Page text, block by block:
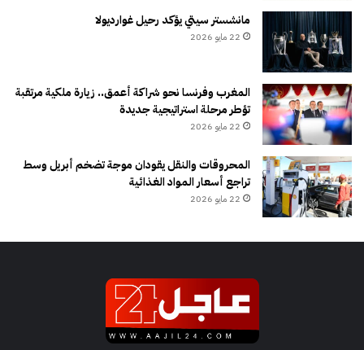
مانشستر سيتي يؤكد رحيل غوارديولا
22 مايو 2026
المغرب وفرنسا نحو شراكة أعمق.. زيارة ملكية مرتقبة
تؤطر مرحلة استراتيجية جديدة
22 مايو 2026
المحروقات والنقل يقودان موجة تضخم أبريل وسط
تراجع أسعار المواد الغذائية
22 مايو 2026